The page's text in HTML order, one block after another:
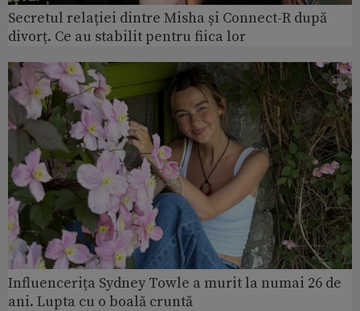
Secretul relației dintre Misha și Connect-R după
divorț. Ce au stabilit pentru fiica lor
Influencerița Sydney Towle a murit la numai 26 de
ani. Lupta cu o boală cruntă